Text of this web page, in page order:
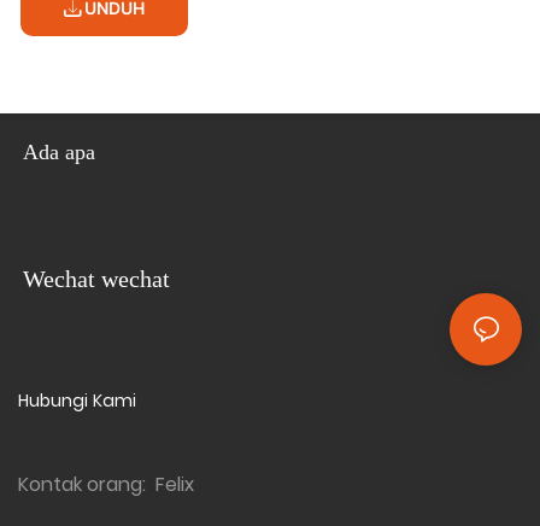
UNDUH
Ada apa
Wechat wechat
Hubungi Kami
Kontak orang: Felix